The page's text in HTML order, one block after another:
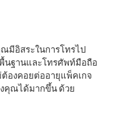
มีอิสระในการโทรไป
นฐานและโทรศัพท์มือถือ
องคอยต่ออายุแพ็คเกจ
คุณได้มากขึ้น ด้วย